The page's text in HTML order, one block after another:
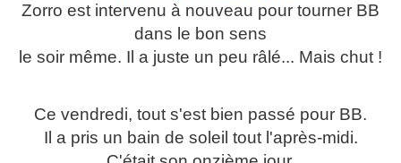
Zorro est intervenu à nouveau pour tourner BB
dans le bon sens
le soir même. Il a juste un peu râlé... Mais chut !
Ce vendredi, tout s'est bien passé pour BB.
Il a pris un bain de soleil tout l'après-midi.